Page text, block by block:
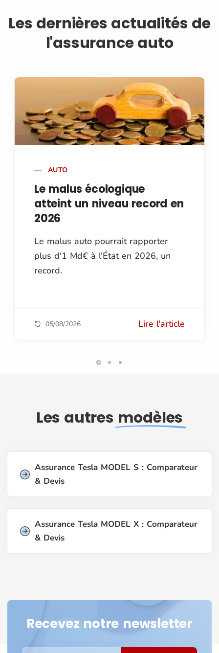
Les dernières actualités de
l'assurance auto
AUTO
Le malus écologique
atteint un niveau record en
2026
Le malus auto pourrait rapporter
plus d'1 Md€ à l'État en 2026, un
record.
05/08/2026 Lire l'article
Les autres modèles
Assurance Tesla MODEL S : Comparateur
& Devis
Assurance Tesla MODEL X : Comparateur
& Devis
Recevez notre newsletter